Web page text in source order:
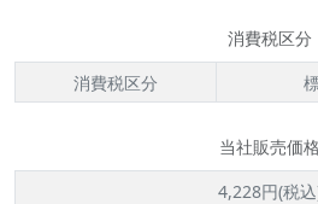
消費税区分
消費税区分
当社販売価格
4,228円(税